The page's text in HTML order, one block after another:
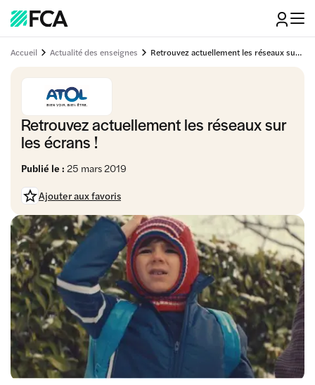
Accueil Actualité des enseignes Retrouvez actuellement les réseaux sur les écrans !
Retrouvez actuellement les réseaux sur
les écrans !
Publié le : 25 mars 2019
Ajouter aux favoris